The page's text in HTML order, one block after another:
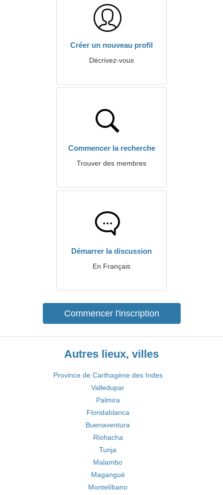
Créer un nouveau profil
Décrivez-vous
Commencer la recherche
Trouver des membres
Démarrer la discussion
En Français
Commencer l'inscription
Autres lieux, villes
Province de Carthagène des Indes
Valledupar
Palmira
Floridablanca
Buenaventura
Riohacha
Tunja
Malambo
Magangué
Montelíbano